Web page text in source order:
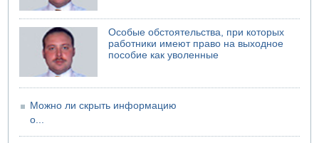
Особые обстоятельства, при которых
работники имеют право на выходное
пособие как уволенные
Можно ли скрыть информацию
о...